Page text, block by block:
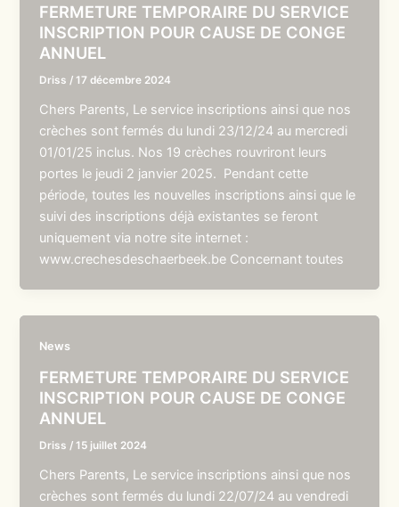
FERMETURE TEMPORAIRE DU SERVICE
INSCRIPTION POUR CAUSE DE CONGE
ANNUEL
Driss /17 décembre 2024
Chers Parents, Le service inscriptions ainsi que nos
crèches sont fermés du lundi 23/12/24 au mercredi
01/01/25 inclus. Nos 19 crèches rouvriront leurs
portes le jeudi 2 janvier 2025. Pendant cette
période, toutes les nouvelles inscriptions ainsi que le
suivi des inscriptions déjà existantes se feront
uniquement via notre site internet :
www.crechesdeschaerbeek.be Concernant toutes
News
FERMETURE TEMPORAIRE DU SERVICE
INSCRIPTION POUR CAUSE DE CONGE
ANNUEL
Driss /15 juillet 2024
Chers Parents, Le service inscriptions ainsi que nos
crèches sont fermés du lundi 22/07/24 au vendredi